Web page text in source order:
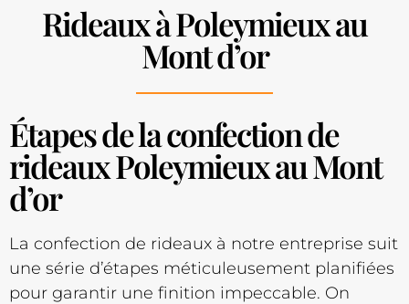
Rideaux à Poleymieux au
Mont d’or
Étapes de la confection de
rideaux Poleymieux au Mont
d’or
La confection de rideaux à notre entreprise suit
une série d’étapes méticuleusement planifiées
pour garantir une finition impeccable. On